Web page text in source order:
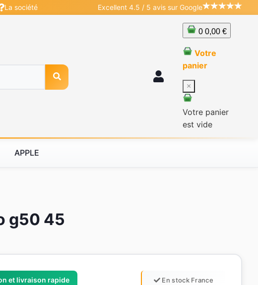
La société Excellent 4.5 / 5 avis sur Google
0 0,00 €
Votre
panier
×
Votre panier
est vide
APPLE
g50 45
et livraison rapide En stock France